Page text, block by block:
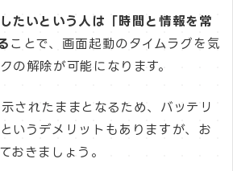
たいという人は「時間と情報を常
ことで、画面起動のタイムラグを気
の解除が可能になります。
されたままとなるため、バッテリ
いうデメリットもありますが、お
おきましょう。